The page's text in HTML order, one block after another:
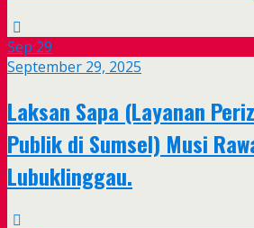
Sep 29
September 29, 2025
Laksan Sapa (Layanan
Publik di Sumsel) Musi
Lubuklinggau.